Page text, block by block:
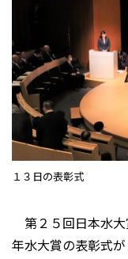
１３日の表彰式
第２５回日本水
年水大賞の表彰式